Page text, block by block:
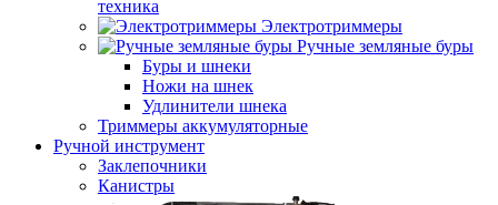
техника
Электротриммеры
Ручные земляные буры
Буры и шнеки
Ножи на шнек
Удлинители шнека
Триммеры аккумуляторные
Ручной инструмент
Заклепочники
Канистры